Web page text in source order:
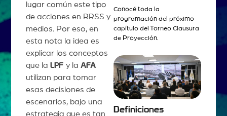
lugar común este tipo
de acciones en RRSS y
medios. Por eso, en
esta nota la idea es
explicar los conceptos
que la LPF y la AFA
utilizan para tomar
esas decisiones de
escenarios, bajo una
estrategia que es tan
Conocé toda la
programación del próximo
capítulo del Torneo Clausura
de Proyección.
Definiciones